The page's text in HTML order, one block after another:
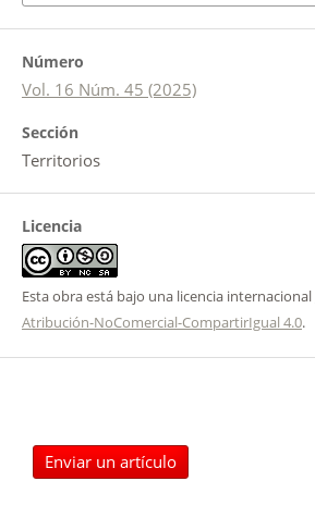
Número
Vol. 16 Núm. 45 (2025)
Sección
Territorios
Licencia
Esta obra está bajo una licencia internacional
Atribución-NoComercial-CompartirIgual 4.0.
Enviar un artículo